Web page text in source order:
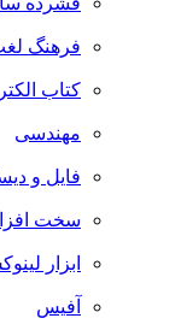
فرهنگ
کتاب
مهندسی
فایل و
سخت
ابزار
آفیس